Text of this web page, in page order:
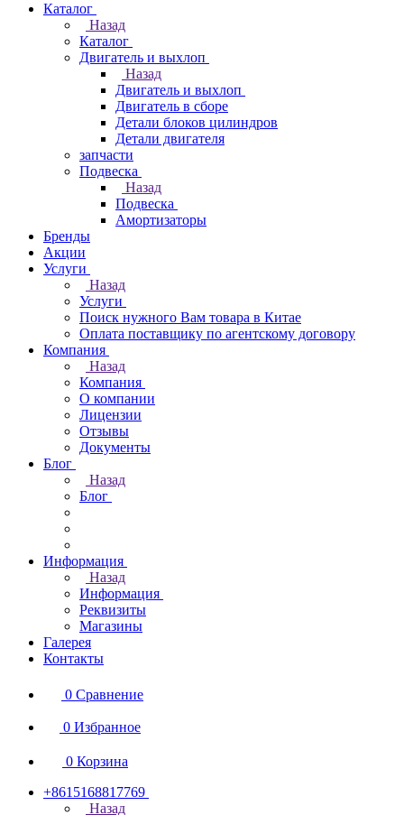
Каталог
Назад
Каталог
Двигатель и выхлоп
Назад
Двигатель и выхлоп
Двигатель в сборе
Детали блоков цилиндров
Детали двигателя
запчасти
Подвеска
Назад
Подвеска
Амортизаторы
Бренды
Акции
Услуги
Назад
Услуги
Поиск нужного Вам товара в Китае
Оплата поставщику по агентскому договору
Компания
Назад
Компания
О компании
Лицензии
Отзывы
Документы
Блог
Назад
Блог
Информация
Назад
Информация
Реквизиты
Магазины
Галерея
Контакты
0 Сравнение
0 Избранное
0 Корзина
+8615168817769
Назад